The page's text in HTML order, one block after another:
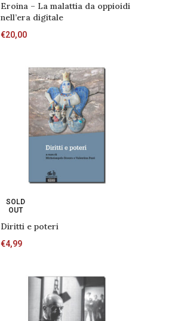
Eroina – La malattia da oppioidi
nell’era digitale
€20,00
SOLD
OUT
Diritti e poteri
€4,99